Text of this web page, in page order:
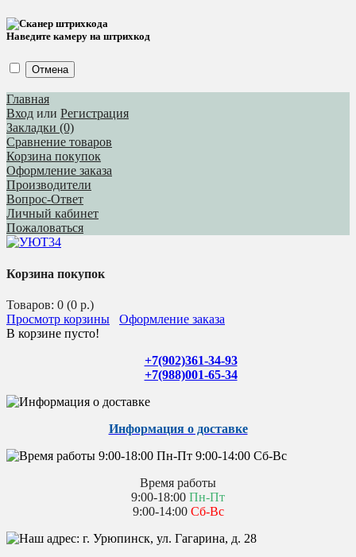
Наведите камеру на штрихкод
Отмена
Главная
Вход или Регистрация
Закладки (0)
Сравнение товаров
Корзина покупок
Оформление заказа
Производители
Вопрос-Ответ
Личный кабинет
Пожаловаться
Корзина покупок
Товаров: 0 (0 р.)
Просмотр корзины
Оформление заказа
В корзине пусто!
+7(902)361-34-93
+7(988)001-65-34
Информация о доставке
Время работы
9:00-18:00 Пн-Пт
9:00-14:00 Сб-Вс